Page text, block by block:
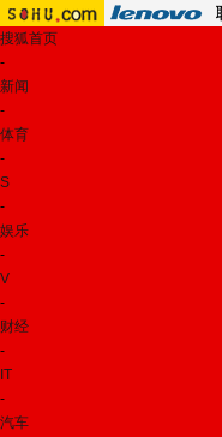
搜狐首页
-
新闻
-
体育
-
S
-
娱乐
-
V
-
财经
-
IT
-
汽车